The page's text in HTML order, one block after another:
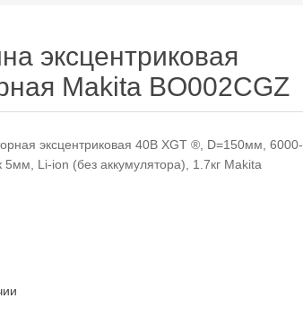
эксцентриковая
Makita BO002CGZ
эксцентриковая 40В XGT ®, D=150мм, 6000-
5мм, Li-ion (без аккумулятора), 1.7кг Makita